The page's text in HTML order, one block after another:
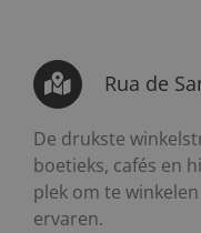
Rua de
De drukste
boetieks, cafés en
plek om te
ervaren.